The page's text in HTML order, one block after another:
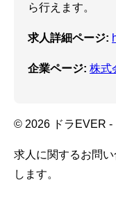
ら行えます。
求人詳細ページ:
企業ページ: 株式
© 2026 ドラEVER -
求人に関するお問
します。